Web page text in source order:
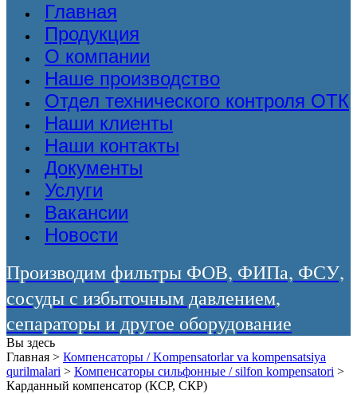
Главная
Продукция
О компании
Наше производство
Отдел технического контроля ОТК
Наши клиенты
Наши контакты
Документы
Услуги
Вакансии
Новости
Производим фильтры ФОВ, ФИПа, ФСУ,
сосуды с избыточным давлением,
сепараторы и другое оборудование
Вы здесь
Главная > Компенсаторы / Kompensatorlar va kompensatsiya
qurilmalari > Компенсаторы сильфонные / silfon kompensatori >
Карданный компенсатор (КСР, СКР)